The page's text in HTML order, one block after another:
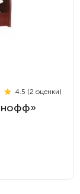
4.5 (2 оценки)